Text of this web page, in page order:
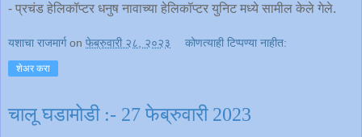
- प्रचंड हेलिकॉप्टर धनुष नावाच्या हेलिकॉप्टर युनिट मध्ये सामील केले गेले.
यशाचा राजमार्ग on फेब्रुवारी २८, २०२३ कोणत्याही टिप्पण्‍या नाहीत:
शेअर करा
चालू घडामोडी :- 27 फेब्रुवारी 2023